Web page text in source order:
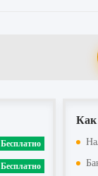
Бесплатно
Бесплатно
Как